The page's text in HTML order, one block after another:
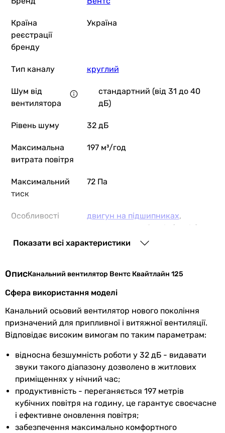
Країна
реєстрації
бренду
Україна
Тип каналу круглий
Шум від
вентилятора
стандартний (від 31 до 40
дБ)
Рівень шуму 32 дБ
Максимальна
витрата повітря
197 м³/год
Максимальний
тиск
72 Па
Особливості двигун на підшипниках,
регулювання обертів (опція)
пластик
Електроживлення
Кількість фаз однофазний
Споживана
13 Вт
Споживчий
струм
0.09 А
Частота току 50 Гц
Показати всі характеристики
ОписКанальний вентилятор Вентс Квайтлайн 125
Сфера використання моделі
Канальний осьовий вентилятор нового покоління
призначений для припливної і витяжної вентиляції.
Відповідає високим вимогам по таким параметрам:
відносна безшумність роботи у 32 дБ - видавати
звуки такого діапазону дозволено в житлових
приміщеннях у нічний час;
продуктивність - переганяється 197 метрів
кубічних повітря на годину, це гарантує своєчасне
і ефективне оновлення повітря;
забезпечення максимально комфортного